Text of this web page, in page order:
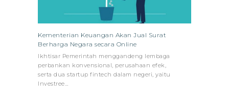
Kementerian Keuangan Akan Jual Surat
Berharga Negara secara Online
Ikhtisar Pemerintah menggandeng lembaga
perbankan konvensional, perusahaan efek,
serta dua startup fintech dalam negeri, yaitu
Investree…